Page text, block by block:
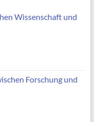
Wissenschaft und
Forschung und